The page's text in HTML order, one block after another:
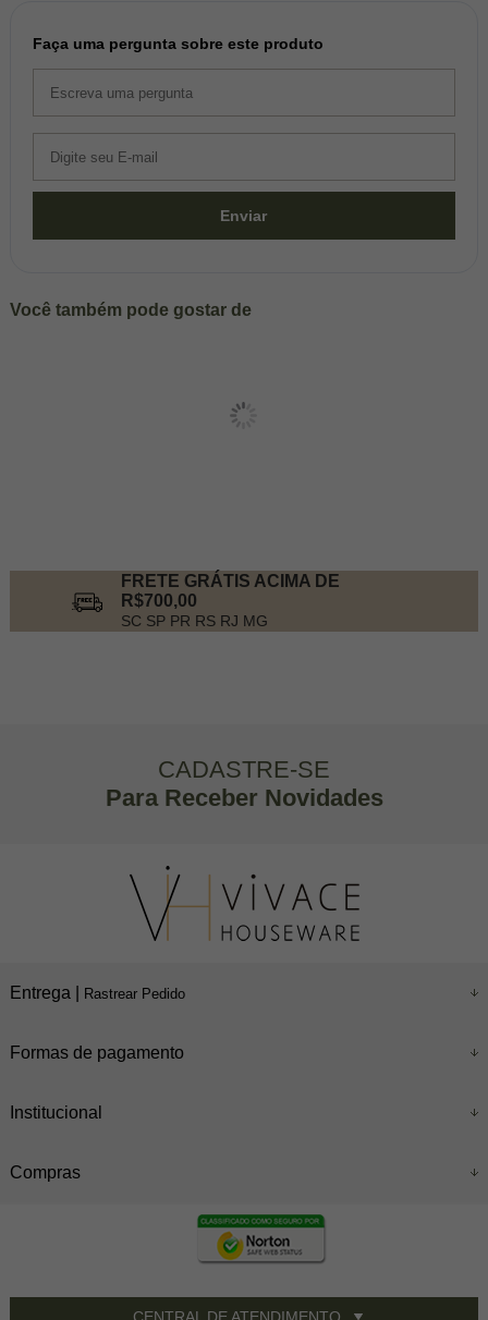
Faça uma pergunta sobre este produto
Enviar
Você também pode gostar de
FRETE GRÁTIS ACIMA DE
R$700,00
SC SP PR RS RJ MG
CADASTRE-SE
Para Receber Novidades
Entrega | Rastrear Pedido
Formas de pagamento
Institucional
Compras